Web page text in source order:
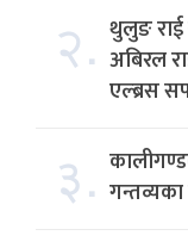
२. थुलुङ राई
अबिरल
एल्ब्रस
३. गन्तव्यका